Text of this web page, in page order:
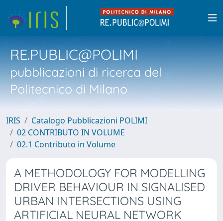
RE.PUBLIC@POLIMI
pubblicazioni di ricerca del
Politecnico di Milano
IRIS
Catalogo Pubblicazioni POLIMI
02 CONTRIBUTO IN VOLUME
02.1 Contributo in Volume
A METHODOLOGY FOR MODELLING
DRIVER BEHAVIOUR IN SIGNALISED
URBAN INTERSECTIONS USING
ARTIFICIAL NEURAL NETWORK